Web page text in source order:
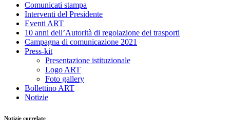
Comunicati stampa
Interventi del Presidente
Eventi ART
10 anni dell’Autorità di regolazione dei trasporti
Campagna di comunicazione 2021
Press-kit
Presentazione istituzionale
Logo ART
Foto gallery
Bollettino ART
Notizie
Notizie correlate